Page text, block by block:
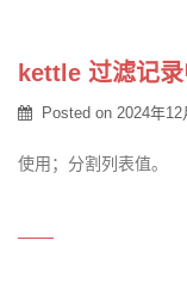
kettle 过滤记
Posted on 2024年12
使用；分割列表值。